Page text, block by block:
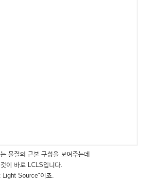
물질의 근본 구성을 보여주는데
이 바로 LCLS입니다.
Light Source"이죠.